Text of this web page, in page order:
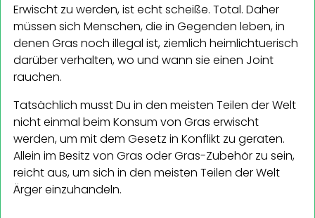
Erwischt zu werden, ist echt scheiße. Total. Daher
müssen sich Menschen, die in Gegenden leben, in
denen Gras noch illegal ist, ziemlich heimlichtuerisch
darüber verhalten, wo und wann sie einen Joint
rauchen.
Tatsächlich musst Du in den meisten Teilen der Welt
nicht einmal beim Konsum von Gras erwischt
werden, um mit dem Gesetz in Konflikt zu geraten.
Allein im Besitz von Gras oder Gras-Zubehör zu sein,
reicht aus, um sich in den meisten Teilen der Welt
Ärger einzuhandeln.